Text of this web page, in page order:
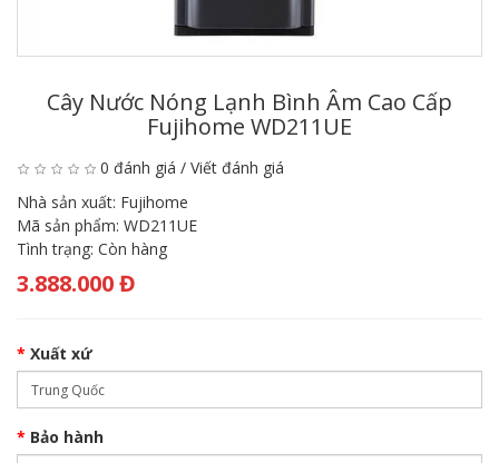
Cây Nước Nóng Lạnh Bình Âm Cao Cấp
Fujihome WD211UE
0 đánh giá / Viết đánh giá
Nhà sản xuất: Fujihome
Mã sản phẩm: WD211UE
Tình trạng: Còn hàng
3.888.000 Đ
Xuất xứ
Bảo hành